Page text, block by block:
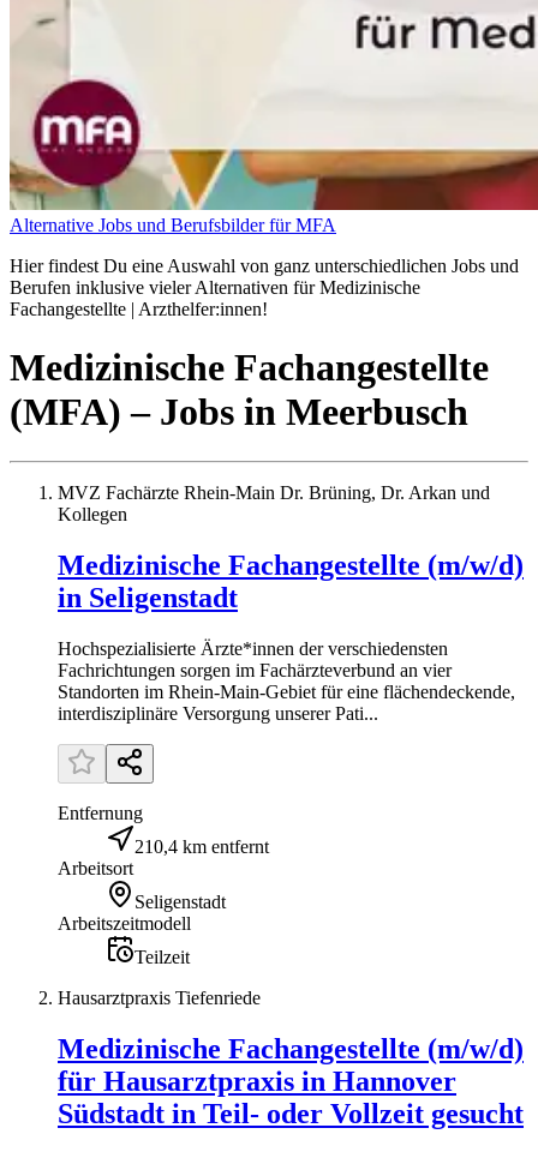
Alternative Jobs und Berufsbilder für MFA
Hier findest Du eine Auswahl von ganz unterschiedlichen Jobs und
Berufen inklusive vieler Alternativen für Medizinische
Fachangestellte | Arzthelfer:innen!
Medizinische Fachangestellte
(MFA) – Jobs in Meerbusch
MVZ Fachärzte Rhein-Main Dr. Brüning, Dr. Arkan und
Kollegen
Medizinische Fachangestellte (m/w/d)
in Seligenstadt
Hochspezialisierte Ärzte*innen der verschiedensten
Fachrichtungen sorgen im Fachärzteverbund an vier
Standorten im Rhein-Main-Gebiet für eine flächendeckende,
interdisziplinäre Versorgung unserer Pati...
Entfernung
210,4 km entfernt
Arbeitsort
Seligenstadt
Arbeitszeitmodell
Teilzeit
Hausarztpraxis Tiefenriede
Medizinische Fachangestellte (m/w/d)
für Hausarztpraxis in Hannover
Südstadt in Teil- oder Vollzeit gesucht